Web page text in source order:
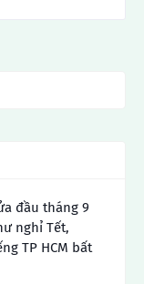
đầu tháng 9
nghỉ Tết,
TP HCM bất